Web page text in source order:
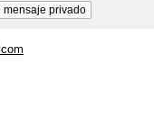
mensaje privado